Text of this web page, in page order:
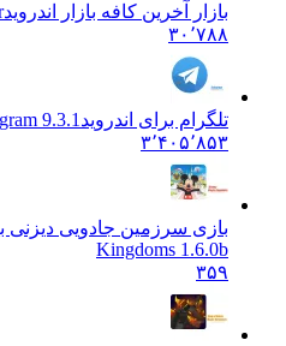
بازار آخرین کافه بازار اندروید
۳۰٬۷۸۸
تلگرام برای اندروید 9.3.1
۳٬۴۰۵٬۸۵۳
بازی سرزمین جادویی دیزنی
Kingdoms 1.6.0b
۳۵۹